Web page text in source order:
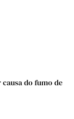
do fumo de